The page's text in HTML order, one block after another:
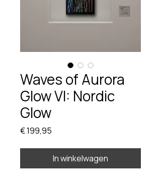
Waves of Aurora
Glow VI: Nordic
Glow
€ 199,95
In winkelwagen